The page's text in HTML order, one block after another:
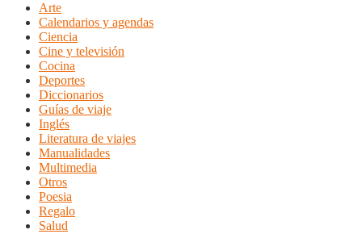
Arte
Calendarios y agendas
Ciencia
Cine y televisión
Cocina
Deportes
Diccionarios
Guías de viaje
Inglés
Literatura de viajes
Manualidades
Multimedia
Otros
Poesia
Regalo
Salud